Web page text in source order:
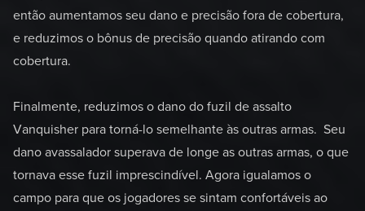
então aumentamos seu dano e precisão fora de cobertura,
e reduzimos o bônus de precisão quando atirando com
cobertura.
Finalmente, reduzimos o dano do fuzil de assalto
Vanquisher para torná-lo semelhante às outras armas. Seu
dano avassalador superava de longe as outras armas, o que
tornava esse fuzil imprescindível. Agora igualamos o
campo para que os jogadores se sintam confortáveis ao